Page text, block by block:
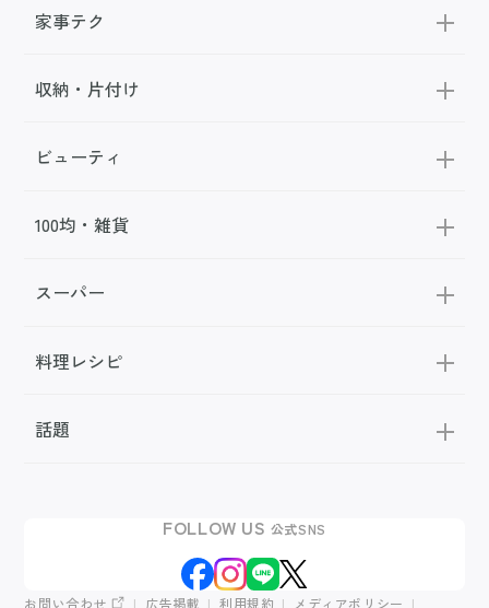
家事テク
収納・片付け
ビューティ
100均・雑貨
スーパー
料理レシピ
話題
FOLLOW US 公式SNS
お問い合わせ 広告掲載 利用規約 メディアポリシー